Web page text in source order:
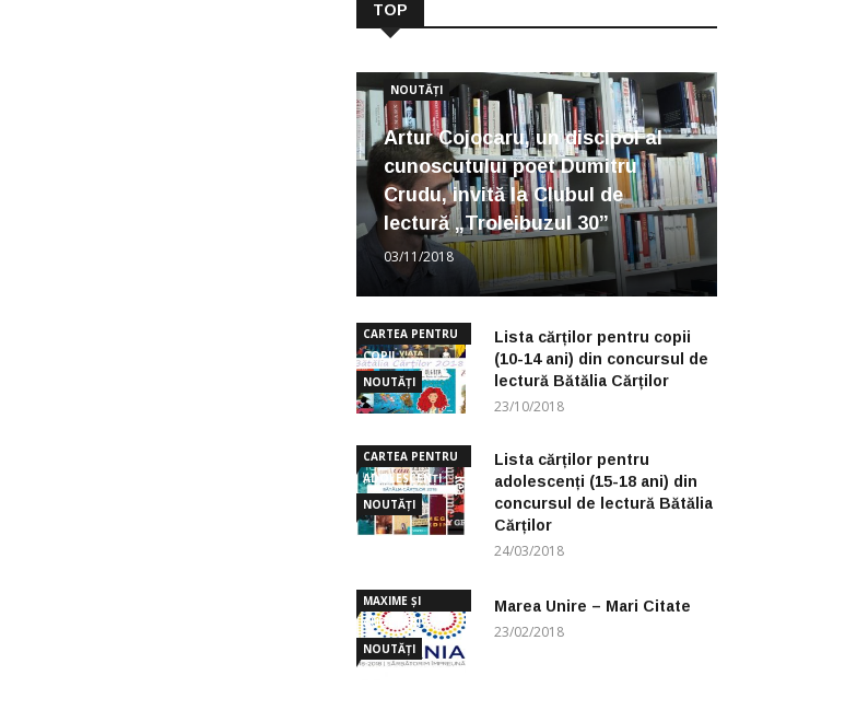
TOP
NOUTĂȚI
Artur Cojocaru, un discipol al
cunoscutului poet Dumitru
Crudu, invită la Clubul de
lectură „Troleibuzul 30”
03/11/2018
CARTEA PENTRU
COPII
NOUTĂȚI
Lista cărților pentru copii
(10-14 ani) din concursul de
lectură Bătălia Cărților
23/10/2018
CARTEA PENTRU
ADOLESCENȚI
NOUTĂȚI
Lista cărților pentru
adolescenți (15-18 ani) din
concursul de lectură Bătălia
Cărților
24/03/2018
MAXIME ȘI
CUGETĂRI
NOUTĂȚI
Marea Unire – Mari Citate
23/02/2018